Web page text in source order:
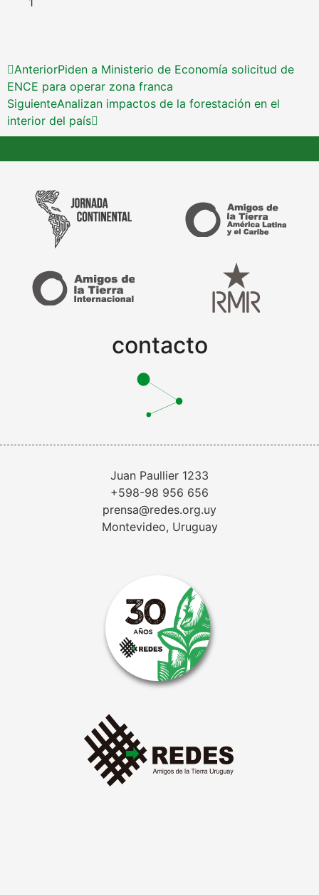
AnteriorPiden a Ministerio de Economía solicitud de
ENCE para operar zona franca
SiguienteAnalizan impactos de la forestación en el
interior del país
contacto
Juan Paullier 1233
+598-98 956 656
prensa@redes.org.uy
Montevideo, Uruguay